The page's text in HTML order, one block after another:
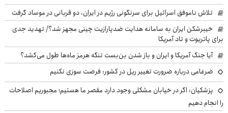
تلاش ناموفق اسرائیل برای سرنگونی رژیم در ایران، دو قربانی در موساد گرفت
خیبرشکن ایران به سامانه هدایت ضدپارازیت چینی مجهز شد؟/ تهدید جدی
برای پاتریوت و تاد آمریکا
آیا جنگ آمریکا و ایران و باز شدن بن‌بست تنگه هرمز ماه‌ها طول می‌کشد؟
ضرغامی درباره ضرورت تغییر ریل در کشور: فرصت سوزی نکنیم
پزشکیان: اگر در خیابان مشکلی وجود دارد مقصر ما هستیم؛ مجبوریم اصلاحات
را انجام دهیم